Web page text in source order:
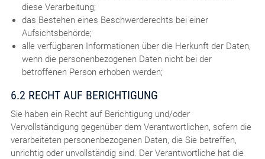
diese Verarbeitung;
das Bestehen eines Beschwerderechts bei einer
Aufsichtsbehörde;
alle verfügbaren Informationen über die Herkunft der Daten,
wenn die personenbezogenen Daten nicht bei der
betroffenen Person erhoben werden;
6.2 RECHT AUF BERICHTIGUNG
Sie haben ein Recht auf Berichtigung und/oder
Vervollständigung gegenüber dem Verantwortlichen, sofern die
verarbeiteten personenbezogenen Daten, die Sie betreffen,
unrichtig oder unvollständig sind. Der Verantwortliche hat die